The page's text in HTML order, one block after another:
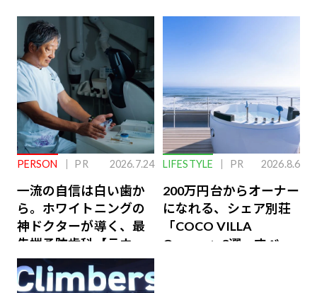
PERSON PR 2026.7.24
一流の自信は白い歯か
ら。ホワイトニングの
神ドクターが導く、最
先端予防歯科【ラウン
ジ会員特典あり】
LIFESTYLE PR 2026.8.6
200万円台からオーナー
になれる、シェア別荘
「COCO VILLA
Owners」3選。すべて